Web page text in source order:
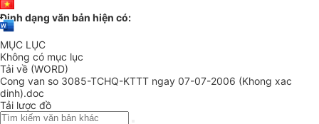
Định dạng văn bản hiện có:
MỤC LỤC
Không có mục lục
Tải về (WORD)
Cong van so 3085-TCHQ-KTTT ngay 07-07-2006 (Khong xac
dinh).doc
Tải lược đồ